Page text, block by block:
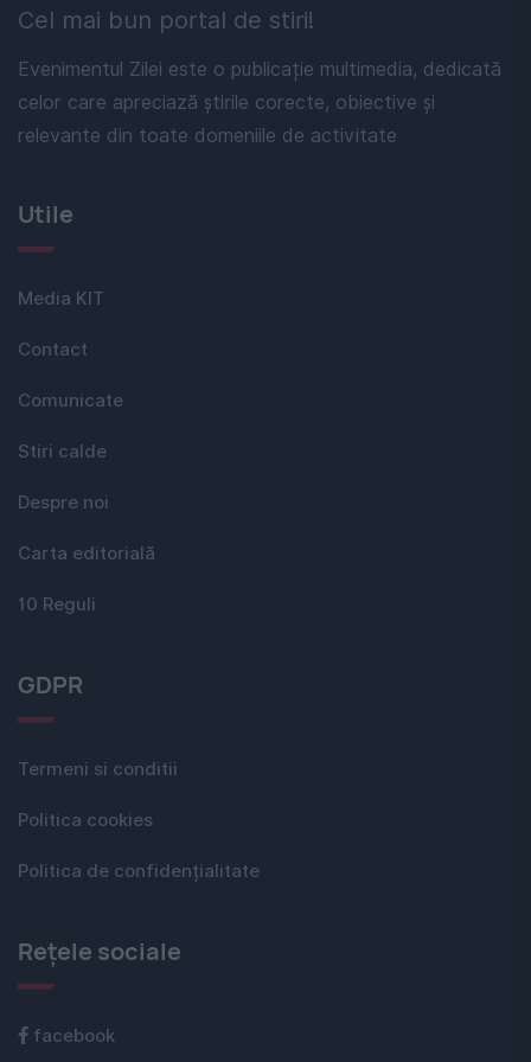
Cel mai bun portal de stiri!
Evenimentul Zilei este o publicație multimedia, dedicată
celor care apreciază știrile corecte, obiective și
relevante din toate domeniile de activitate
Utile
Media KIT
Contact
Comunicate
Stiri calde
Despre noi
Carta editorială
10 Reguli
GDPR
Termeni si conditii
Politica cookies
Politica de confidențialitate
Rețele sociale
facebook